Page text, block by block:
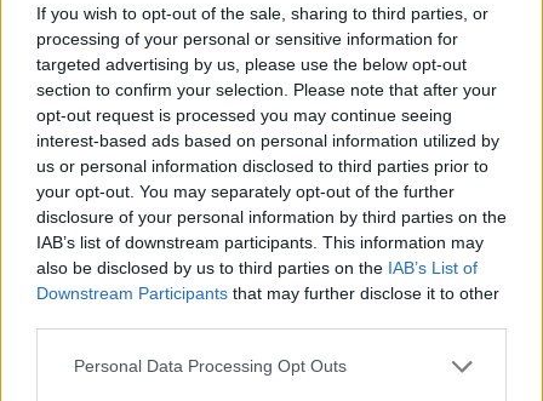
If you wish to opt-out of the sale, sharing to third parties, or
processing of your personal or sensitive information for
targeted advertising by us, please use the below opt-out
section to confirm your selection. Please note that after your
opt-out request is processed you may continue seeing
interest-based ads based on personal information utilized by
us or personal information disclosed to third parties prior to
your opt-out. You may separately opt-out of the further
disclosure of your personal information by third parties on the
IAB’s list of downstream participants. This information may
also be disclosed by us to third parties on the IAB’s List of
Downstream Participants that may further disclose it to other
Personal Data Processing Opt Outs